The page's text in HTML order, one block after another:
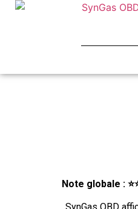
Note globale :